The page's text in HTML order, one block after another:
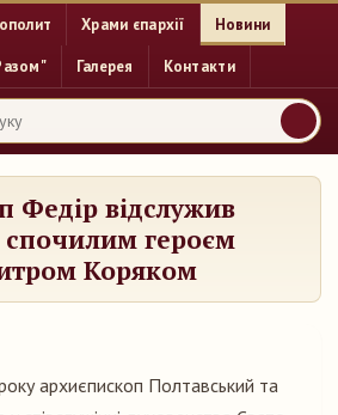
Храми єпархії Новини
Галерея Контакти
Федір відслужив
спочилим героєм
Коряком
архиєпископ Полтавський та